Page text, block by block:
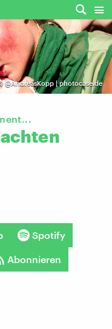
@AndreasKopp | photocase.de
Spotify
Abonnieren